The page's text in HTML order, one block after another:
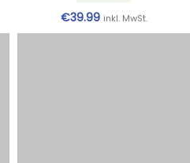
€39.99 inkl. MwSt.